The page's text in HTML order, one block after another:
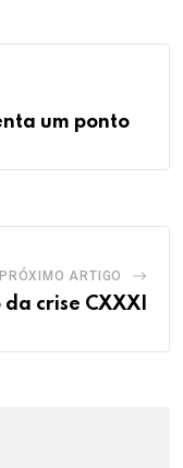
um ponto
PRÓXIMO ARTIGO
da crise CXXXI